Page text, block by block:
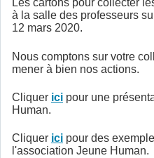
Les cartons pour collecter
à la salle des professeurs
12 mars 2020.
Nous comptons sur votre
mener à bien nos actions.
Cliquer ici pour une
Human.
Cliquer ici pour des
l'association Jeune Human.